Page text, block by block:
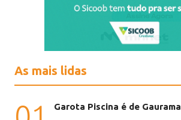
As mais lidas
Garota Piscina é de Gaurama